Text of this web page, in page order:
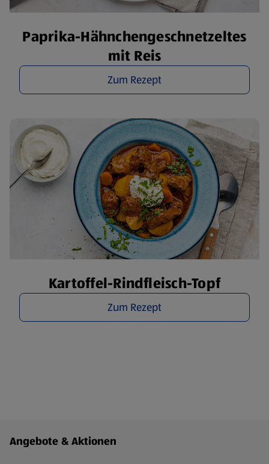
Paprika-Hähnchengeschnetzeltes
mit Reis
Zum Rezept
Kartoffel-Rindfleisch-Topf
Zum Rezept
Fußzeilenmenü - weitere Links
Angebote & Aktionen